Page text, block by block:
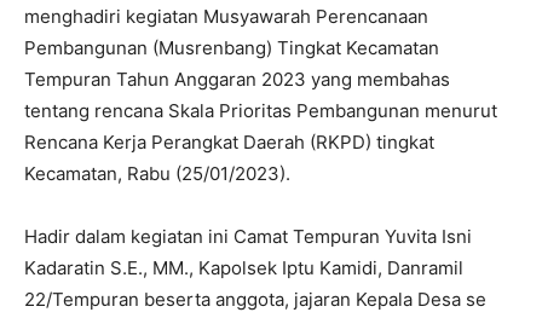
menghadiri kegiatan Musyawarah Perencanaan
Pembangunan (Musrenbang) Tingkat Kecamatan
Tempuran Tahun Anggaran 2023 yang membahas
tentang rencana Skala Prioritas Pembangunan menurut
Rencana Kerja Perangkat Daerah (RKPD) tingkat
Kecamatan, Rabu (25/01/2023).
Hadir dalam kegiatan ini Camat Tempuran Yuvita Isni
Kadaratin S.E., MM., Kapolsek Iptu Kamidi, Danramil
22/Tempuran beserta anggota, jajaran Kepala Desa se